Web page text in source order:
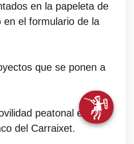
en la papeleta de
en el formulario de la
que se ponen a
peatonal en dos
del Carraixet.